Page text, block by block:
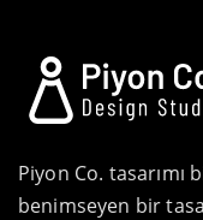
Piyon Co.
benimseyen bir